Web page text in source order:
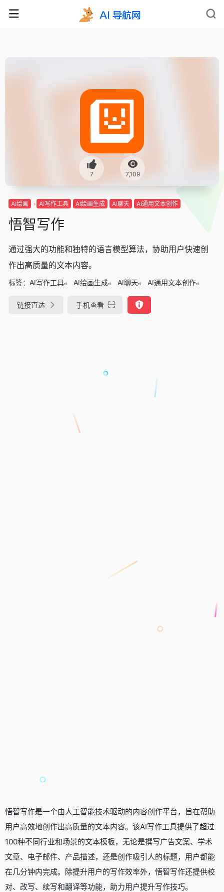
7 7,109
AI绘画 AI写作工具 AI绘画生成 AI聊天 AI通用文本创作
悟智写作
通过强大的功能和独特的语言模型算法，协助用户快速创
作出高质量的文本内容。
标签： AI写作工具 AI绘画生成 AI聊天 AI通用文本创作
链接直达 手机查看
悟智写作是一个由人工智能技术驱动的内容创作平台，旨在帮助
用户高效地创作出高质量的文本内容。该AI写作工具提供了超过
100种不同行业和场景的文本模板，无论是撰写广告文案、学术
文章、电子邮件、产品描述，还是创作吸引人的标题，用户都能
在几分钟内完成。除提升用户的写作效率外，悟智写作还提供校
对、改写、续写和翻译等功能，助力用户提升写作技巧。